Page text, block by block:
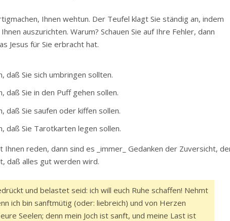
Ihnen wehtun. Der Teufel klagt Sie ständig an, indem
auszurichten. Warum? Schauen Sie auf Ihre Fehler, dann
Jesus für Sie erbracht hat.
daß Sie sich umbringen sollten.
daß Sie in den Puff gehen sollen.
daß Sie saufen oder kiffen sollen.
daß Sie Tarotkarten legen sollen.
reden, dann sind es _immer_ Gedanken der Zuversicht,
daß alles gut werden wird.
und belastet seid: ich will euch Ruhe schaffen! Nehmt
ich bin sanftmütig (oder: liebreich) und von Herzen
Seelen; denn mein Joch ist sanft, und meine Last ist